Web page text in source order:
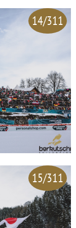
14/311
15/311